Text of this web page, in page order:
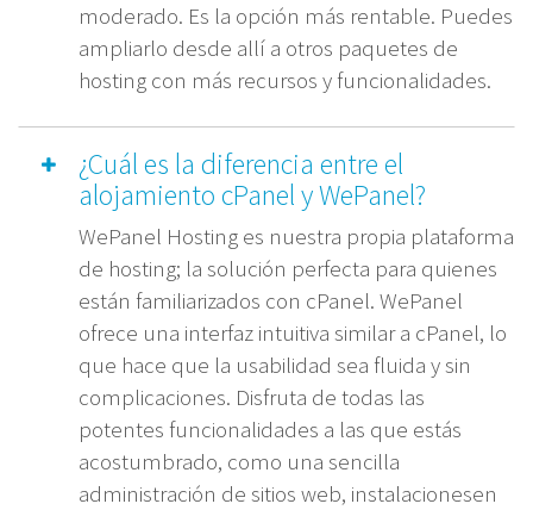
moderado. Es la opción más rentable. Puedes
ampliarlo desde allí a otros paquetes de
hosting con más recursos y funcionalidades.
¿Cuál es la diferencia entre el
alojamiento cPanel y WePanel?
WePanel Hosting es nuestra propia plataforma
de hosting; la solución perfecta para quienes
están familiarizados con cPanel. WePanel
ofrece una interfaz intuitiva similar a cPanel, lo
que hace que la usabilidad sea fluida y sin
complicaciones. Disfruta de todas las
potentes funcionalidades a las que estás
acostumbrado, como una sencilla
administración de sitios web, instalacionesen